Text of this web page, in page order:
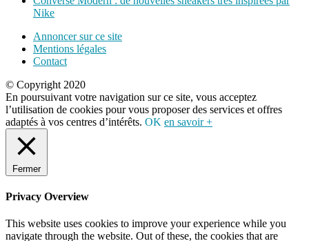
Nike
Annoncer sur ce site
Mentions légales
Contact
© Copyright 2020
En poursuivant votre navigation sur ce site, vous acceptez
l’utilisation de cookies pour vous proposer des services et offres
adaptés à vos centres d’intérêts. OK en savoir +
Fermer
Privacy Overview
This website uses cookies to improve your experience while you
navigate through the website. Out of these, the cookies that are